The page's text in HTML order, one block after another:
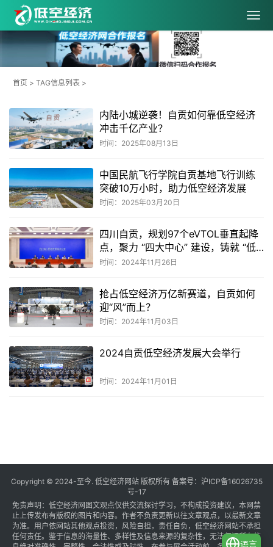
首页 > TAG信息列表 >
内陆小城逆袭！自贡如何靠低空经济
冲击千亿产业？
时间：2025年08月13日
中国民航飞行学院自贡基地飞行训练
突破10万小时，助力低空经济发展
时间：2025年03月20日
四川自贡，规划97个eVTOL垂直起降
点，聚力 “四大中心” 建设，铸就 “低
空之城” 全国影响力
时间：2024年11月26日
抢占低空经济万亿新赛道，自贡如何
迎“风”而上？
时间：2024年11月03日
2024自贡低空经济发展大会举行
时间：2024年11月01日
Copyright © 2024-至今. 低空经济网站 版权所有 备案号： 沪ICP备16026735
号-17
免责声明：低空经济网图文观点仅供交流探讨学习，不构成投资建议，本网禁
止上传发布有版权的图片和内容。作者不负责更新以往文章观点，以最新文章
为准。用户依网站其他观点投资，风险自担，责任自负，低空经济网站不承担
任何责任。鉴于信息的海量性、多样性及信息来源的复杂性，无法保证所有信
语言